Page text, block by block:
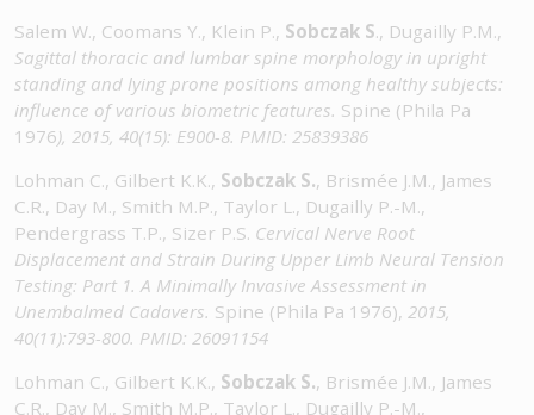
Salem W., Coomans Y., Klein P., Sobczak S., Dugailly P.M.,
Sagittal thoracic and lumbar spine morphology in upright
standing and lying prone positions among healthy subjects:
influence of various biometric features. Spine (Phila Pa
1976), 2015, 40(15): E900-8. PMID: 25839386
Lohman C., Gilbert K.K., Sobczak S., Brismée J.M., James
C.R., Day M., Smith M.P., Taylor L., Dugailly P.-M.,
Pendergrass T.P., Sizer P.S. Cervical Nerve Root
Displacement and Strain During Upper Limb Neural Tension
Testing: Part 1. A Minimally Invasive Assessment in
Unembalmed Cadavers. Spine (Phila Pa 1976), 2015,
40(11):793-800. PMID: 26091154
Lohman C., Gilbert K.K., Sobczak S., Brismée J.M., James
C.R., Day M., Smith M.P., Taylor L., Dugailly P.-M.,